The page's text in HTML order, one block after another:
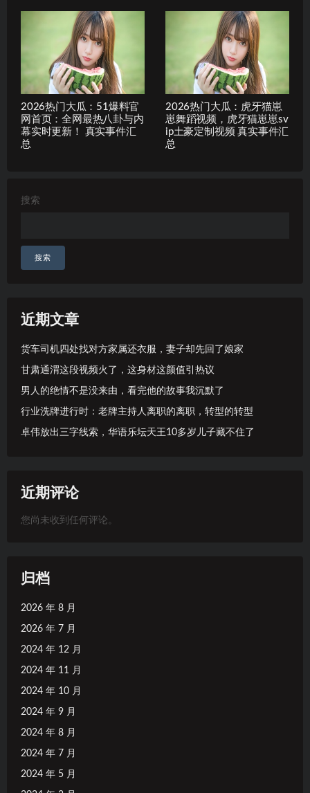
2026热门大瓜：51爆料官
网首页：全网最热八卦与内
幕实时更新！ 真实事件汇
总
2026热门大瓜：虎牙猫崽
崽舞蹈视频，虎牙猫崽崽sv
ip土豪定制视频 真实事件汇
总
搜索
搜索
近期文章
货车司机四处找对方家属还衣服，妻子却先回了娘家
甘肃通渭这段视频火了，这身材这颜值引热议
男人的绝情不是没来由，看完他的故事我沉默了
行业洗牌进行时：老牌主持人离职的离职，转型的转型
卓伟放出三字线索，华语乐坛天王10多岁儿子藏不住了
近期评论
您尚未收到任何评论。
归档
2026 年 8 月
2026 年 7 月
2024 年 12 月
2024 年 11 月
2024 年 10 月
2024 年 9 月
2024 年 8 月
2024 年 7 月
2024 年 5 月